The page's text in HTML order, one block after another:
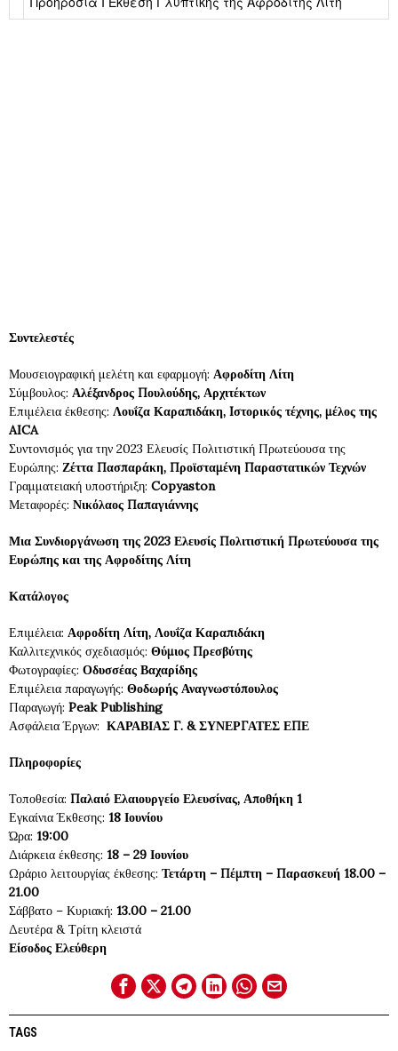
Συντελεστές
Μουσειογραφική μελέτη και εφαρμογή: Αφροδίτη Λίτη
Σύμβουλος: Αλέξανδρος Πουλούδης, Αρχιτέκτων
Επιμέλεια έκθεσης: Λουΐζα Καραπιδάκη, Iστορικός τέχνης, μέλος της
AICA
Συντονισμός για την 2023 Ελευσίς Πολιτιστική Πρωτεύουσα της
Ευρώπης: Ζέττα Πασπαράκη, Προϊσταμένη Παραστατικών Τεχνών
Γραμματειακή υποστήριξη: Copyaston
Μεταφορές: Νικόλαος Παπαγιάννης
Μια Συνδιοργάνωση της 2023 Ελευσίς Πολιτιστική Πρωτεύουσα της
Ευρώπης και της Αφροδίτης Λίτη
Κατάλογος
Επιμέλεια: Αφροδίτη Λίτη, Λουΐζα Καραπιδάκη
Καλλιτεχνικός σχεδιασμός: Θύμιος Πρεσβύτης
Φωτογραφίες: Οδυσσέας Βαχαρίδης
Επιμέλεια παραγωγής: Θοδωρής Αναγνωστόπουλος
Παραγωγή: Peak Publishing
Ασφάλεια Έργων: ΚΑΡΑΒΙΑΣ Γ. & ΣΥΝΕΡΓΑΤΕΣ ΕΠΕ
Πληροφορίες
Τοποθεσία: Παλαιό Ελαιουργείο Ελευσίνας, Αποθήκη 1
Εγκαίνια Έκθεσης: 18 Ιουνίου
Ώρα: 19:00
Διάρκεια έκθεσης: 18 – 29 Ιουνίου
Ωράριο λειτουργίας έκθεσης: Τετάρτη – Πέμπτη – Παρασκευή 18.00 –
21.00
Σάββατο – Κυριακή: 13.00 – 21.00
Δευτέρα & Τρίτη κλειστά
Είσοδος Ελεύθερη
TAGS